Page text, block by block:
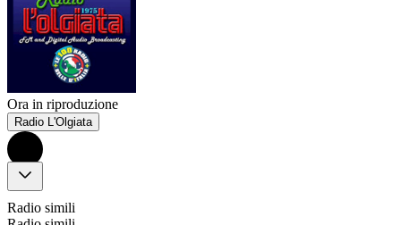
Ora in riproduzione
Radio L'Olgiata
Radio simili